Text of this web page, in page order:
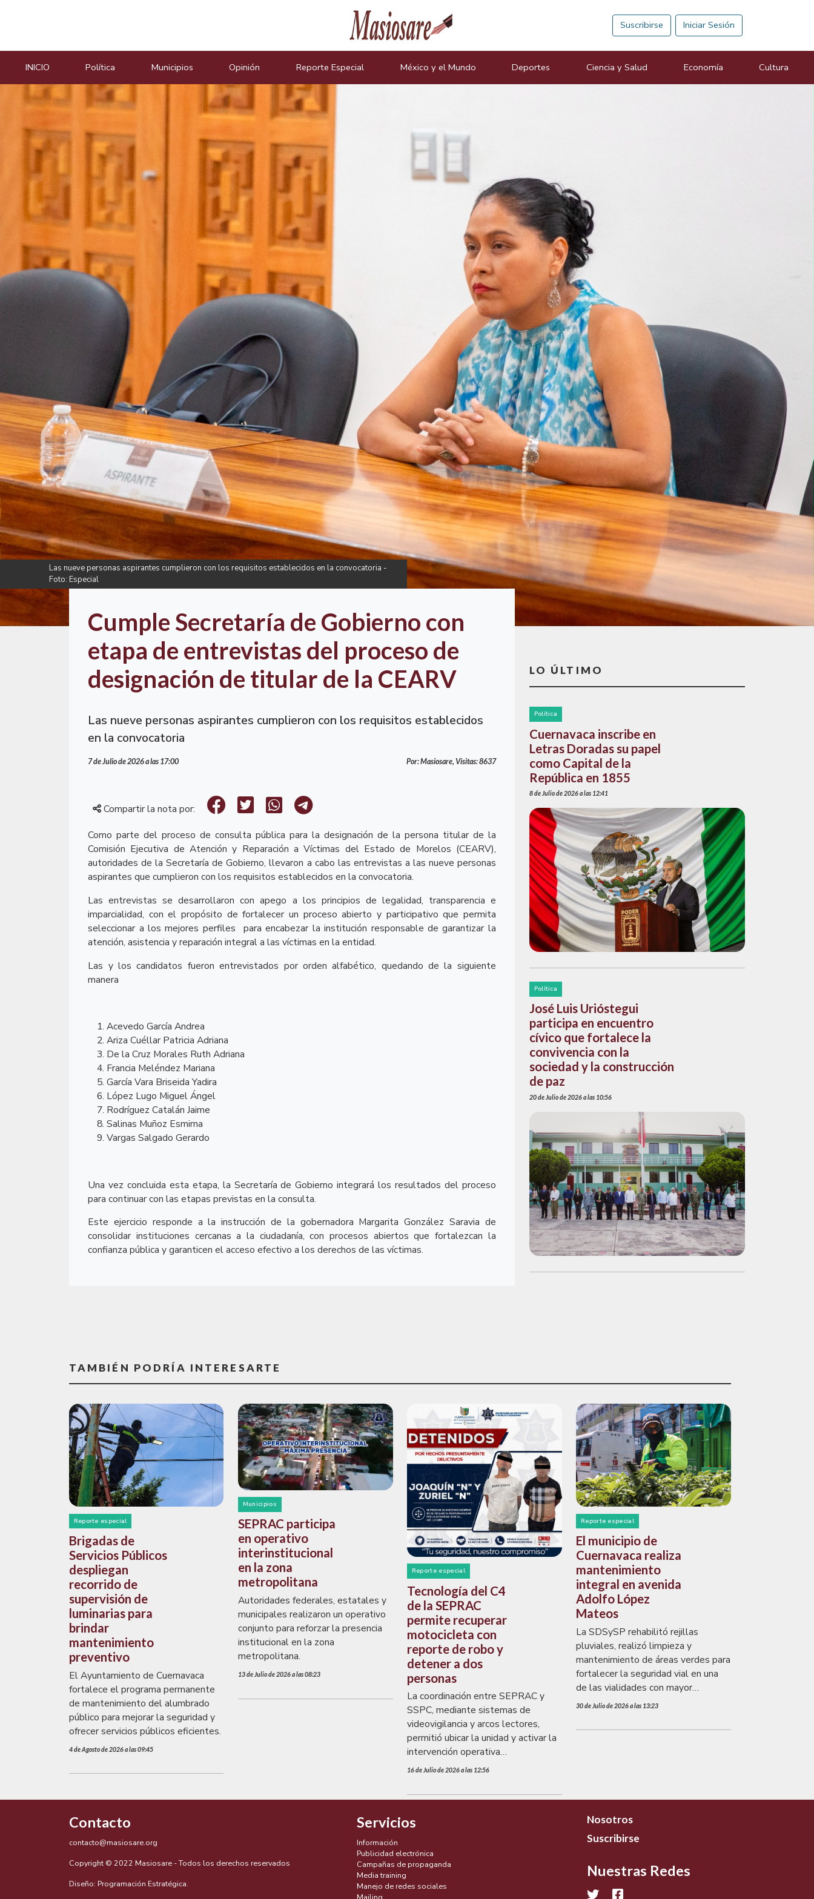
Suscribirse Iniciar Sesión
INICIO Política Municipios Opinión Reporte Especial México y el Mundo Deportes Ciencia y Salud Economía Cultura
Las nueve personas aspirantes cumplieron con los requisitos establecidos en la convocatoria -
Foto: Especial
Cumple Secretaría de Gobierno con
etapa de entrevistas del proceso de
designación de titular de la CEARV
Las nueve personas aspirantes cumplieron con los requisitos establecidos
en la convocatoria
7 de Julio de 2026 a las 17:00 Por: Masiosare, Visitas: 8637
Compartir la nota por:
Como parte del proceso de consulta pública para la designación de la persona titular de la
Comisión Ejecutiva de Atención y Reparación a Víctimas del Estado de Morelos (CEARV),
autoridades de la Secretaría de Gobierno, llevaron a cabo las entrevistas a las nueve personas
aspirantes que cumplieron con los requisitos establecidos en la convocatoria.
Las entrevistas se desarrollaron con apego a los principios de legalidad, transparencia e
imparcialidad, con el propósito de fortalecer un proceso abierto y participativo que permita
seleccionar a los mejores perfiles
para encabezar la institución responsable de garantizar la
atención, asistencia y reparación integral a las víctimas en la entidad.
Las y los candidatos fueron entrevistados por orden alfabético, quedando de la siguiente
manera
Acevedo García Andrea
Ariza Cuéllar Patricia Adriana
De la Cruz Morales Ruth Adriana
Francia Meléndez Mariana
García Vara Briseida Yadira
López Lugo Miguel Ángel
Rodríguez Catalán Jaime
Salinas Muñoz Esmirna
Vargas Salgado Gerardo
Una vez concluida esta etapa, la Secretaría de Gobierno integrará los resultados del proceso
para continuar con las etapas previstas en la consulta.
Este ejercicio responde a la instrucción de la gobernadora Margarita González Saravia de
consolidar instituciones cercanas a la ciudadanía, con procesos abiertos que fortalezcan la
confianza pública y garanticen el acceso efectivo a los derechos de las víctimas.
LO ÚLTIMO
Política
Cuernavaca inscribe en
Letras Doradas su papel
como Capital de la
República en 1855
8 de Julio de 2026 a las 12:41
Política
José Luis Urióstegui
participa en encuentro
cívico que fortalece la
convivencia con la
sociedad y la construcción
de paz
20 de Julio de 2026 a las 10:56
TAMBIÉN PODRÍA INTERESARTE
Reporte especial
Brigadas de
Servicios Públicos
despliegan
recorrido de
supervisión de
luminarias para
brindar
mantenimiento
preventivo
El Ayuntamiento de Cuernavaca
fortalece el programa permanente
de mantenimiento del alumbrado
público para mejorar la seguridad y
ofrecer servicios públicos eficientes.
4 de Agosto de 2026 a las 09:45
Municipios
SEPRAC participa
en operativo
interinstitucional
en la zona
metropolitana
Autoridades federales, estatales y
municipales realizaron un operativo
conjunto para reforzar la presencia
institucional en la zona
metropolitana.
13 de Julio de 2026 a las 08:23
Reporte especial
Tecnología del C4
de la SEPRAC
permite recuperar
motocicleta con
reporte de robo y
detener a dos
personas
La coordinación entre SEPRAC y
SSPC, mediante sistemas de
videovigilancia y arcos lectores,
permitió ubicar la unidad y activar la
intervención operativa
correspondiente.
16 de Julio de 2026 a las 12:56
Reporte especial
El municipio de
Cuernavaca realiza
mantenimiento
integral en avenida
Adolfo López
Mateos
La SDSySP rehabilitó rejillas
pluviales, realizó limpieza y
mantenimiento de áreas verdes para
fortalecer la seguridad vial en una
de las vialidades con mayor
afluencia de la ciudad.
30 de Julio de 2026 a las 13:23
Contacto
contacto@masiosare.org
Copyright © 2022 Masiosare - Todos los derechos reservados
Diseño: Programación Estratégica.
Servicios
Información
Publicidad electrónica
Campañas de propaganda
Media training
Manejo de redes sociales
Nosotros
Suscribirse
Nuestras Redes